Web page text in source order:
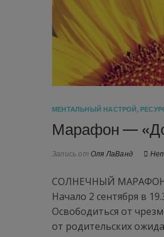
МЕНТАЛЬНЫЙ НАСТРОЙ,
Марафон —
Запись от Оля ЛаВанд
СОЛНЕЧНЫЙ
Начало 2 сентября в
Освободиться от
от родительских